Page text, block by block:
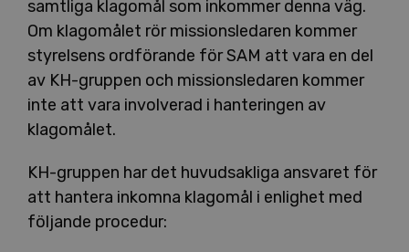
samtliga klagomål som inkommer denna väg.
Om klagomålet rör missionsledaren kommer
styrelsens ordförande för SAM att vara en del
av KH-gruppen och missionsledaren kommer
inte att vara involverad i hanteringen av
klagomålet.
KH-gruppen har det huvudsakliga ansvaret för
att hantera inkomna klagomål i enlighet med
följande procedur: